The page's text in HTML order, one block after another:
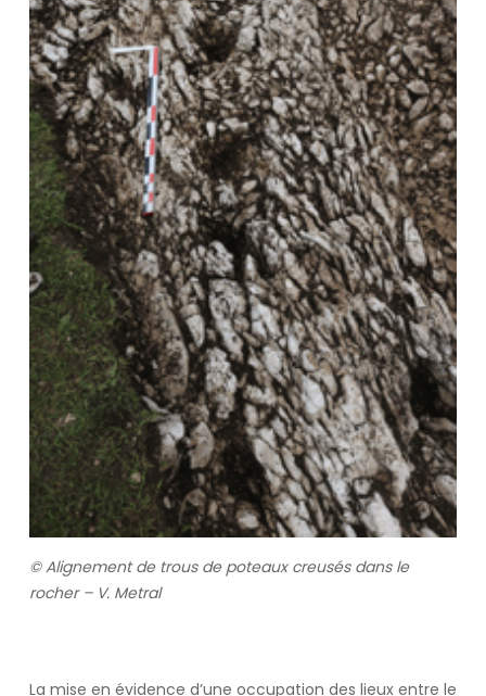
© Alignement de trous de poteaux creusés dans le
rocher – V. Metral
La mise en évidence d’une occupation des lieux entre le